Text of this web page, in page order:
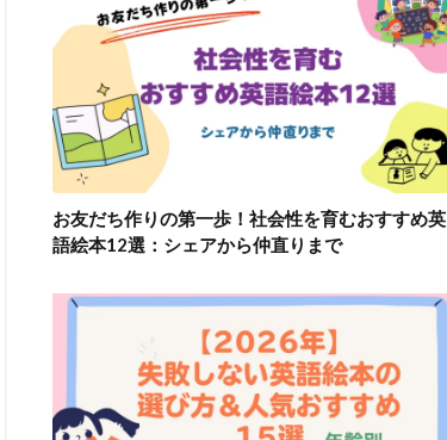
お友だち作りの第一歩！社会性を育むおすすめ英
語絵本12選：シェアから仲直りまで